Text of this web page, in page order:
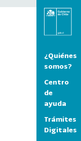
¿Quiénes
somos?
Centro
de
ayuda
Trámites
Digitales